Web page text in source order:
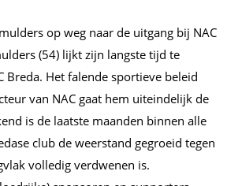
op weg naar de uitgang bij NAC
(54) lijkt zijn langste tijd te
Breda. Het falende sportieve beleid
van NAC gaat hem uiteindelijk de
is de laatste maanden binnen alle
club de weerstand gegroeid tegen
volledig verdwenen is.